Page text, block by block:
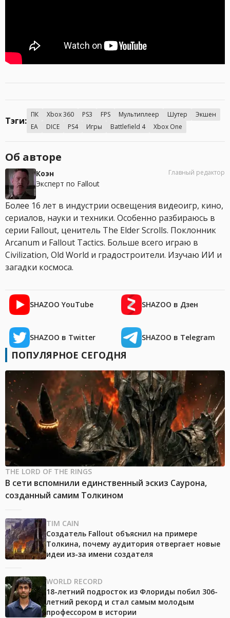
Тэги:
ПК Xbox 360 PS3 FPS Мультиплеер Шутер
Экшен
EA
DICE PS4 Игры Battlefield 4 Xbox One
Об авторе
Коэн
Эксперт по Fallout
Главный редактор
Более 16 лет в индустрии освещения видеоигр, кино,
сериалов, науки и техники. Особенно разбираюсь в
серии Fallout, ценитель The Elder Scrolls. Поклонник
Arcanum и Fallout Tactics. Больше всего играю в
Civilization, Old World и градостроители. Изучаю ИИ и
загадки космоса.
SHAZOO YouTube SHAZOO в Дзен
SHAZOO в Twitter SHAZOO в Telegram
ПОПУЛЯРНОЕ СЕГОДНЯ
THE LORD OF THE RINGS
В сети вспомнили единственный эскиз Саурона,
созданный самим Толкином
TIM CAIN
Создатель Fallout объяснил на примере
Толкина, почему аудитория отвергает новые
идеи из-за имени создателя
WORLD RECORD
18-летний подросток из Флориды побил 306-
летний рекорд и стал самым молодым
профессором в истории